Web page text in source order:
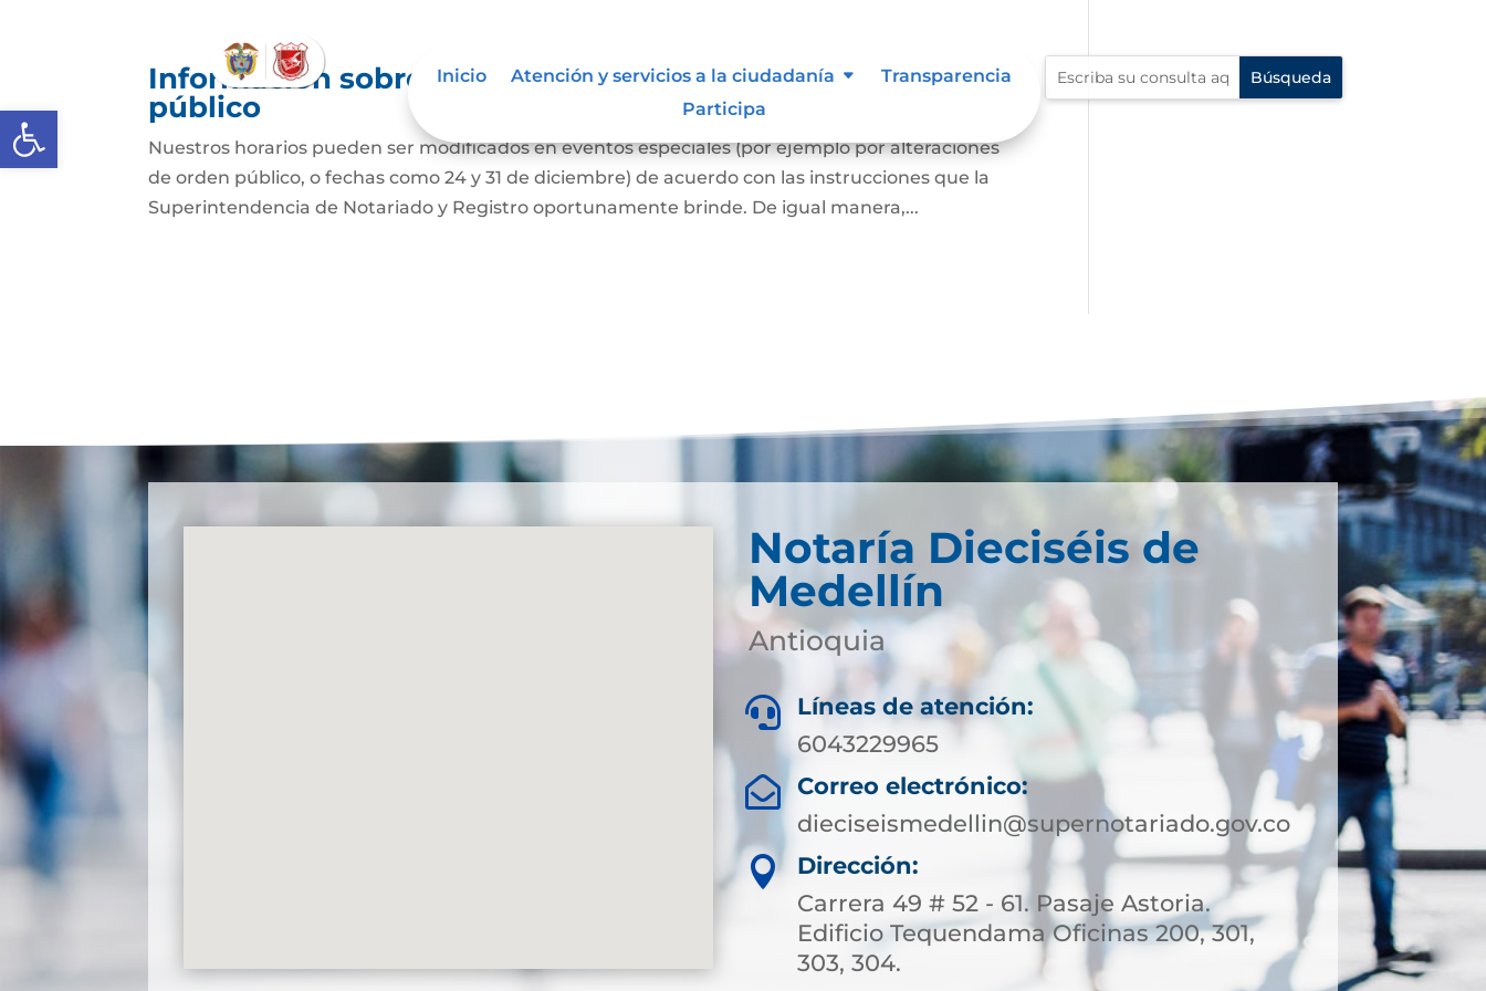
Abrir barra de herramientas
Inicio Atención y servicios a la ciudadanía
Transparencia
Participa
Información sobre decisiones que puede afectar al
público
Nuestros horarios pueden ser modificados en eventos especiales (por ejemplo por alteraciones
de orden público, o fechas como 24 y 31 de diciembre) de acuerdo con las instrucciones que la
Superintendencia de Notariado y Registro oportunamente brinde. De igual manera,...
Notaría Dieciséis de
Medellín
Antioquia

Líneas de atención:
6043229965

Correo electrónico:
dieciseismedellin@supernotariado.gov.co

Dirección:
Carrera 49 # 52 - 61. Pasaje Astoria.
Edificio Tequendama Oficinas 200, 301,
303, 304.